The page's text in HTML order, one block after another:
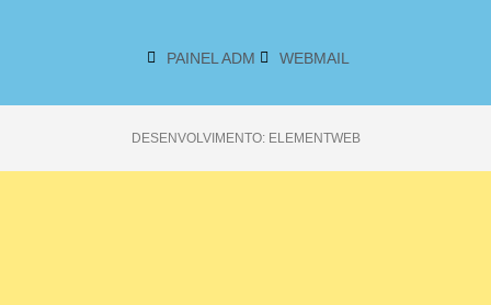
PAINEL ADM WEBMAIL
DESENVOLVIMENTO: ELEMENTWEB